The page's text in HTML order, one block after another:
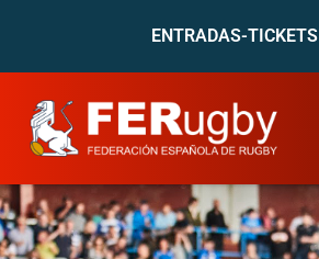
ENTRADAS-TICKETS